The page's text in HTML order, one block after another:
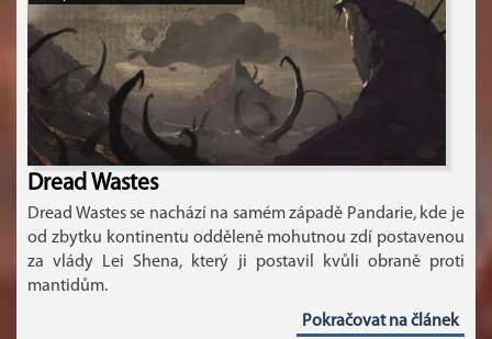
Dread Wastes
Dread Wastes se nachází na samém západě Pandarie, kde je
od zbytku kontinentu odděleně mohutnou zdí postavenou
za vlády Lei Shena, který ji postavil kvůli obraně proti
mantidům.
Pokračovat na článek